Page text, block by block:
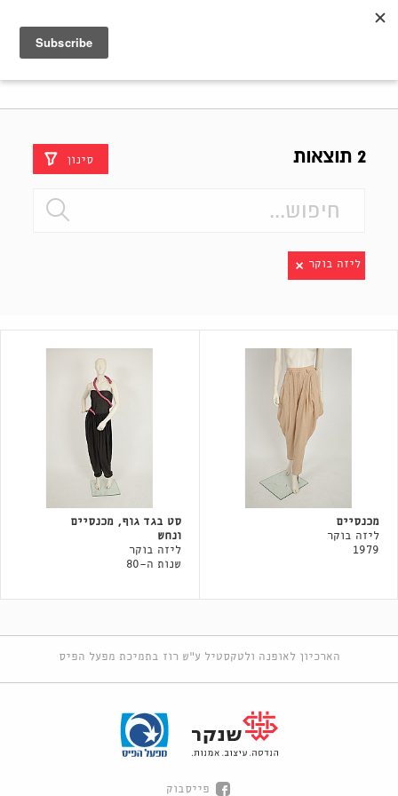
2 תוצאות סינון
ליזה בוקר
מכנסיים
ליזה בוקר
1979
סט בגד גוף, מכנסיים
ונחש
ליזה בוקר
שנות ה-80
הארכיון לאופנה ולטקסטיל ע"ש רוז בתמיכת מפעל הפיס
פייסבוק